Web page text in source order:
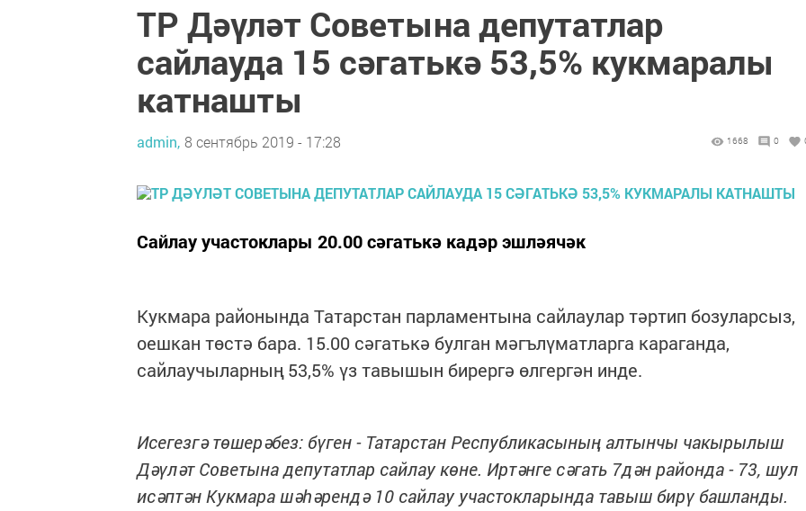
ТР Дәүләт Советына депутатлар
сайлауда 15 сәгатькә 53,5% кукмаралы
катнашты
admin, 8 сентябрь 2019 - 17:28 1668 0
Сайлау участоклары 20.00 сәгатькә кадәр эшләячәк
Кукмара районында Татарстан парламентына сайлаулар тәртип бозуларсыз,
оешкан төстә бара. 15.00 сәгатькә булган мәгълүматларга караганда,
сайлаучыларның 53,5% үз тавышын бирергә өлгергән инде.
Исегезгә төшерәбез: бүген - Татарстан Республикасының алтынчы чакырылыш
Дәүләт Советына депутатлар сайлау көне. Иртәнге сәгать 7дән районда - 73, шул
исәптән Кукмара шәһәрендә 10 сайлау участокларында тавыш бирү башланды.